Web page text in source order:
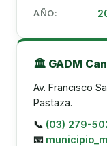
AÑO:
🏛️ GADM
Av. Francisco
Pastaza.
📞 (03) 279-
📧